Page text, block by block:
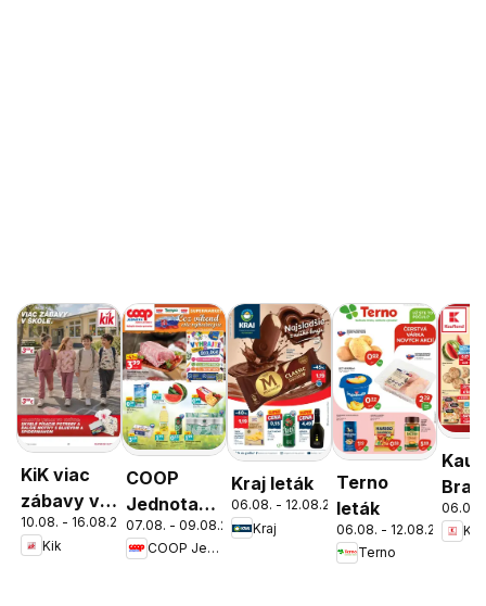
KiK viac
zábavy v
škole
10.08. - 16.08.2026
Kik
COOP
Jednota
cez víkend
ešte
07.08. - 09.08.2026
COOP Jednota
Kraj leták
06.08. - 12.08.2026
Kraj
Terno
leták
06.08. - 12.08.2026
Terno
Nové
06.08.